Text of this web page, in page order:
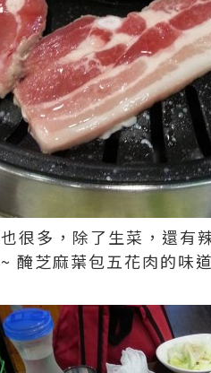
很多，除了生菜，還
醃芝麻葉包五花肉的味